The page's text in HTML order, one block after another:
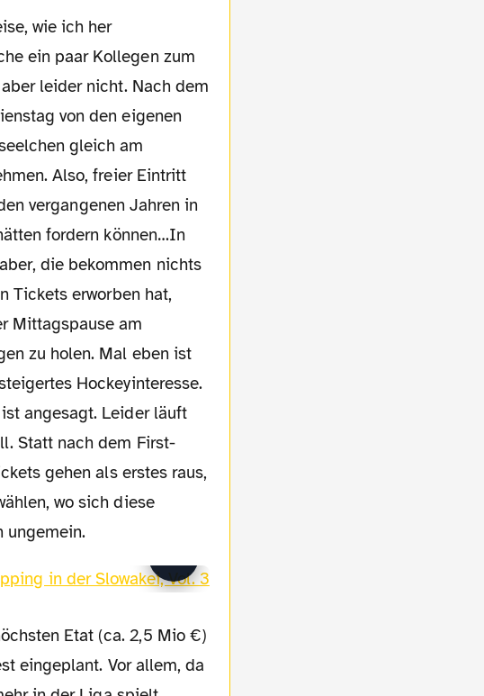
ein paar Kollegen zum
leider nicht. Nach dem
von den eigenen
gleich am
Also, freier Eintritt
vergangenen Jahren in
fordern können…In
die bekommen nichts
Tickets erworben hat,
Mittagspause am
zu holen. Mal eben ist
Hockeyinteresse.
angesagt. Leider läuft
Statt nach dem First-
gehen als erstes raus,
wo sich diese
ungemein.
Etat (ca. 2,5 Mio €)
eingeplant. Vor allem, da